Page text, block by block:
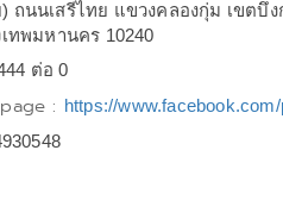
ถนนเสรีไทย แขวงคลองกุ่ม เขตบึ
ทพมหานคร 10240
ต่อ 0
: https://